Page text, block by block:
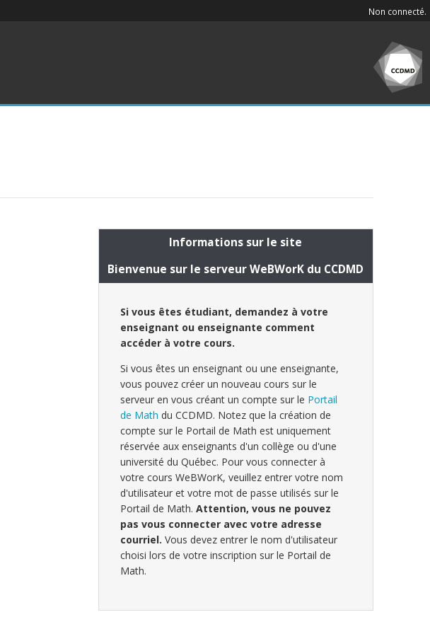
Non connecté.
Informations sur le site
Bienvenue sur le serveur WeBWorK du CCDMD
Si vous êtes étudiant, demandez à votre
enseignant ou enseignante comment
accéder à votre cours.
Si vous êtes un enseignant ou une enseignante,
vous pouvez créer un nouveau cours sur le
serveur en vous créant un compte sur le Portail
de Math du CCDMD. Notez que la création de
compte sur le Portail de Math est uniquement
réservée aux enseignants d'un collège ou d'une
université du Québec. Pour vous connecter à
votre cours WeBWorK, veuillez entrer votre nom
d'utilisateur et votre mot de passe utilisés sur le
Portail de Math. Attention, vous ne pouvez
pas vous connecter avec votre adresse
courriel. Vous devez entrer le nom d'utilisateur
choisi lors de votre inscription sur le Portail de
Math.